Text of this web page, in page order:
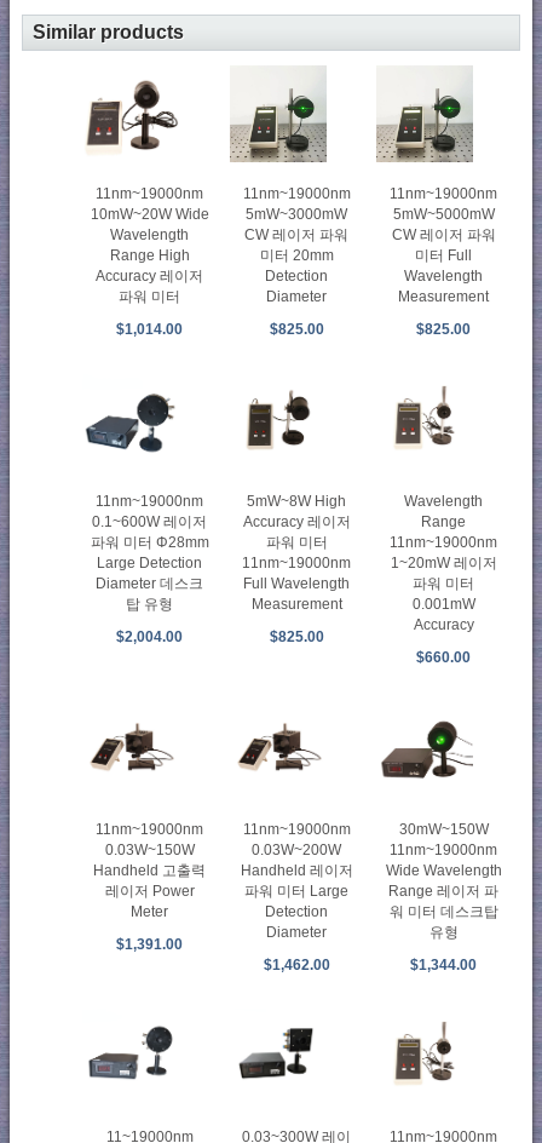
Similar products
11nm~19000nm
10mW~20W Wide
Wavelength
Range High
Accuracy 레이저
파워 미터
$1,014.00
11nm~19000nm
5mW~3000mW
CW 레이저 파워
미터 20mm
Detection
Diameter
$825.00
11nm~19000nm
5mW~5000mW
CW 레이저 파워
미터 Full
Wavelength
Measurement
$825.00
11nm~19000nm
0.1~600W 레이저
파워 미터 Φ28mm
Large Detection
Diameter 데스크
탑 유형
$2,004.00
5mW~8W High
Accuracy 레이저
파워 미터
11nm~19000nm
Full Wavelength
Measurement
$825.00
Wavelength
Range
11nm~19000nm
1~20mW 레이저
파워 미터
0.001mW
Accuracy
$660.00
11nm~19000nm
0.03W~150W
Handheld 고출력
레이저 Power
Meter
$1,391.00
11nm~19000nm
0.03W~200W
Handheld 레이저
파워 미터 Large
Detection
Diameter
$1,462.00
30mW~150W
11nm~19000nm
Wide Wavelength
Range 레이저 파
워 미터 데스크탑
유형
$1,344.00
11~19000nm 0.03~300W 레이 11nm~19000nm